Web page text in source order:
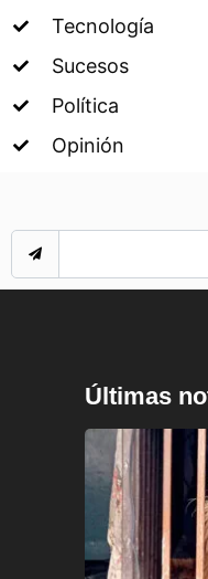
Tecnología
Sucesos
Política
Opinión
Últimas